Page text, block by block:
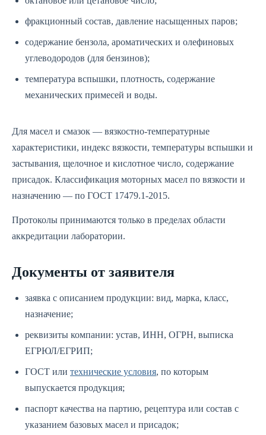
фракционный состав, давление насыщенных паров;
содержание бензола, ароматических и олефиновых
углеводородов (для бензинов);
температура вспышки, плотность, содержание
механических примесей и воды.
Для масел и смазок — вязкостно-температурные
характеристики, индекс вязкости, температуры вспышки и
застывания, щелочное и кислотное число, содержание
присадок. Классификация моторных масел по вязкости и
назначению — по ГОСТ 17479.1-2015.
Протоколы принимаются только в пределах области
аккредитации лаборатории.
Документы от заявителя
заявка с описанием продукции: вид, марка, класс,
назначение;
реквизиты компании: устав, ИНН, ОГРН, выписка
ЕГРЮЛ/ЕГРИП;
ГОСТ или технические условия, по которым
выпускается продукция;
паспорт качества на партию, рецептура или состав с
указанием базовых масел и присадок;